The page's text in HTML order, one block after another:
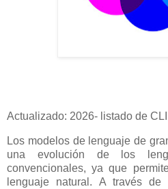
Actualizado: 2026- listado de CLI
Los modelos de lenguaje de
una evolución de los
convencionales, ya que
lenguaje natural. A través de